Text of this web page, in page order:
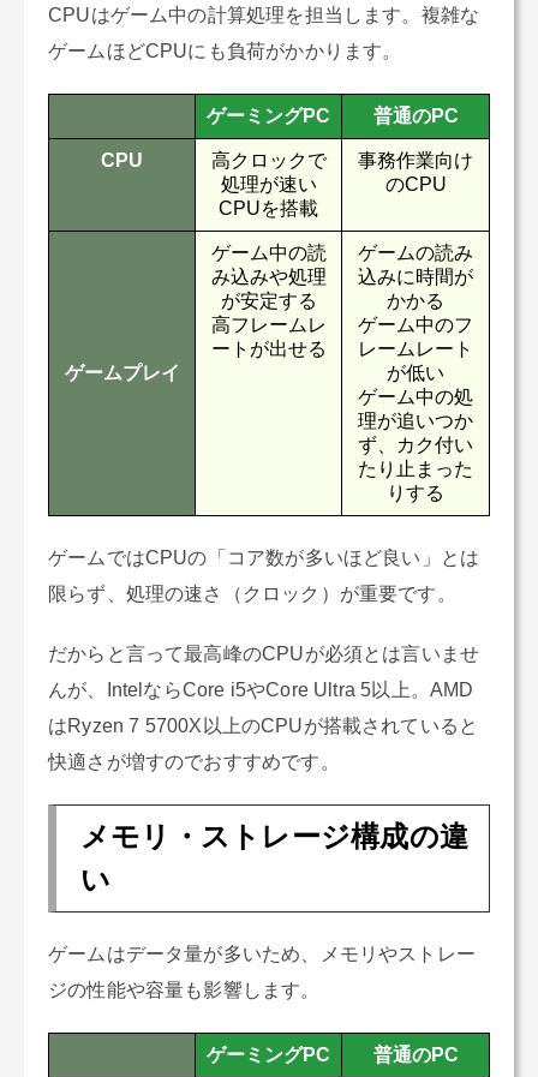
CPUはゲーム中の計算処理を担当します。複雑な
ゲームほどCPUにも負荷がかかります。
ゲーミングPC 普通のPC
CPU
高クロックで
処理が速い
CPUを搭載
事務作業向け
のCPU
ゲームプレイ
ゲーム中の読
み込みや処理
が安定する
高フレームレ
ートが出せる
ゲームの読み
込みに時間が
かかる
ゲーム中のフ
レームレート
が低い
ゲーム中の処
理が追いつか
ず、カク付い
たり止まった
りする
ゲームではCPUの「コア数が多いほど良い」とは
限らず、処理の速さ（クロック）が重要です。
だからと言って最高峰のCPUが必須とは言いませ
んが、IntelならCore i5やCore Ultra 5以上。AMD
はRyzen 7 5700X以上のCPUが搭載されていると
快適さが増すのでおすすめです。
メモリ・ストレージ構成の違
い
ゲームはデータ量が多いため、メモリやストレー
ジの性能や容量も影響します。
ゲーミングPC 普通のPC